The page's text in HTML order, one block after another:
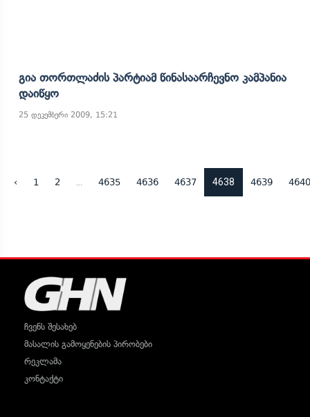
Გია Თორთლაძის Პარტიამ Წინასაარჩევნო Კამპანია
Დაიწყო
25 დეკემბერი 2009, 15:21
‹ 1 2 4635 4636 4637 4638 4639 4640
ჩვენს შესახებ
მასალის გამოყენების პირობები
რეკლამა
კონტაქტი